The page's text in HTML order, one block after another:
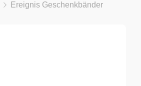
Ereignis Geschenkbänder